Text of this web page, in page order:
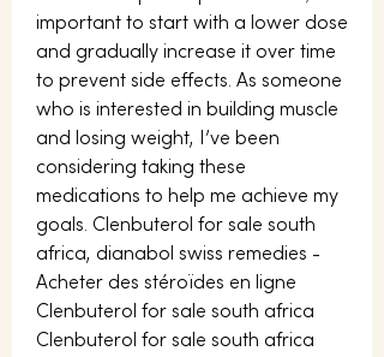
important to start with a lower dose
and gradually increase it over time
to prevent side effects. As someone
who is interested in building muscle
and losing weight, I’ve been
considering taking these
medications to help me achieve my
goals. Clenbuterol for sale south
africa, dianabol swiss remedies -
Acheter des stéroïdes en ligne
Clenbuterol for sale south africa
Clenbuterol for sale south africa